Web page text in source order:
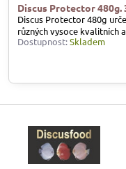
Discus Protector 480g.
Discus Protector 480g
různých vysoce kvalitních
Dostupnost:Skladem